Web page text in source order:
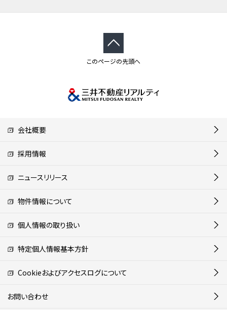
このページの先頭へ
会社概要
採用情報
ニュースリリース
物件情報について
個人情報の取り扱い
特定個人情報基本方針
Cookieおよびアクセスログについて
お問い合わせ